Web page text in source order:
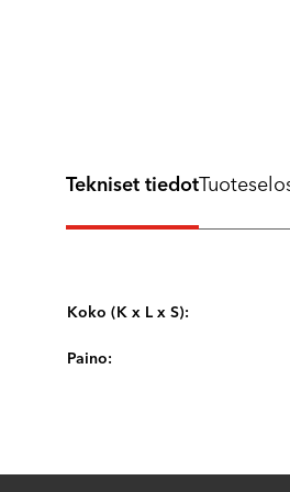
Tekniset tiedot
Koko (K x L x S):
Paino: